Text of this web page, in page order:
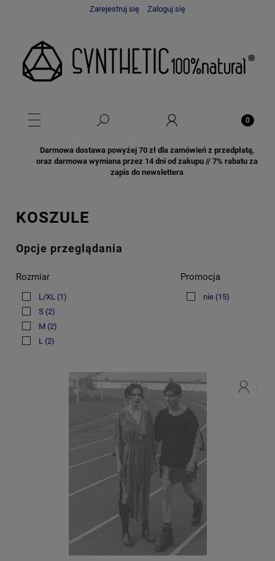
Zarejestruj się Zaloguj się
Darmowa dostawa powyżej 70 zł dla zamówień z przedpłatą,
oraz darmowa wymiana przez 14 dni od zakupu // 7% rabatu za
zapis do newslettera
KOSZULE
Opcje przeglądania
Rozmiar
L/XL (1)
S (2)
M (2)
L (2)
Promocja
nie (15)